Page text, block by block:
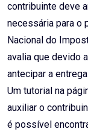
contribuinte deve
necessária para o
Nacional do
avalia que devido
antecipar a
Um tutorial na
auxiliar o
é possível